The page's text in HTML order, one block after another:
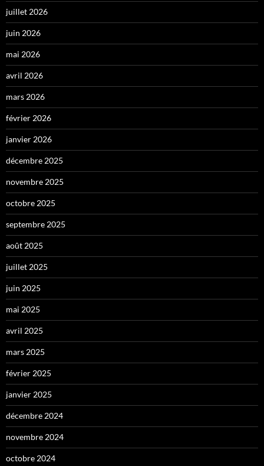
juillet 2026
juin 2026
mai 2026
avril 2026
mars 2026
février 2026
janvier 2026
décembre 2025
novembre 2025
octobre 2025
septembre 2025
août 2025
juillet 2025
juin 2025
mai 2025
avril 2025
mars 2025
février 2025
janvier 2025
décembre 2024
novembre 2024
octobre 2024